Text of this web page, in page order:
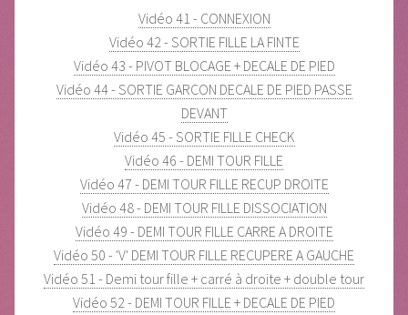
Vidéo 41 - CONNEXION
Vidéo 42 - SORTIE FILLE LA FINTE
Vidéo 43 - PIVOT BLOCAGE + DECALE DE PIED
Vidéo 44 - SORTIE GARCON DECALE DE PIED PASSE
DEVANT
Vidéo 45 - SORTIE FILLE CHECK
Vidéo 46 - DEMI TOUR FILLE
Vidéo 47 - DEMI TOUR FILLE RECUP DROITE
Vidéo 48 - DEMI TOUR FILLE DISSOCIATION
Vidéo 49 - DEMI TOUR FILLE CARRE A DROITE
Vidéo 50 - 'V' DEMI TOUR FILLE RECUPERE A GAUCHE
Vidéo 51 - Demi tour fille + carré à droite + double tour
Vidéo 52 - DEMI TOUR FILLE + DECALE DE PIED